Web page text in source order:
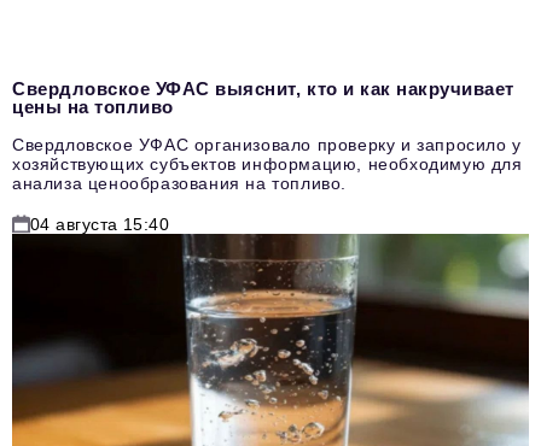
Свердловское УФАС выяснит, кто и как накручивает
цены на топливо
Свердловское УФАС организовало проверку и запросило у
хозяйствующих субъектов информацию, необходимую для
анализа ценообразования на топливо.
04 августа 15:40